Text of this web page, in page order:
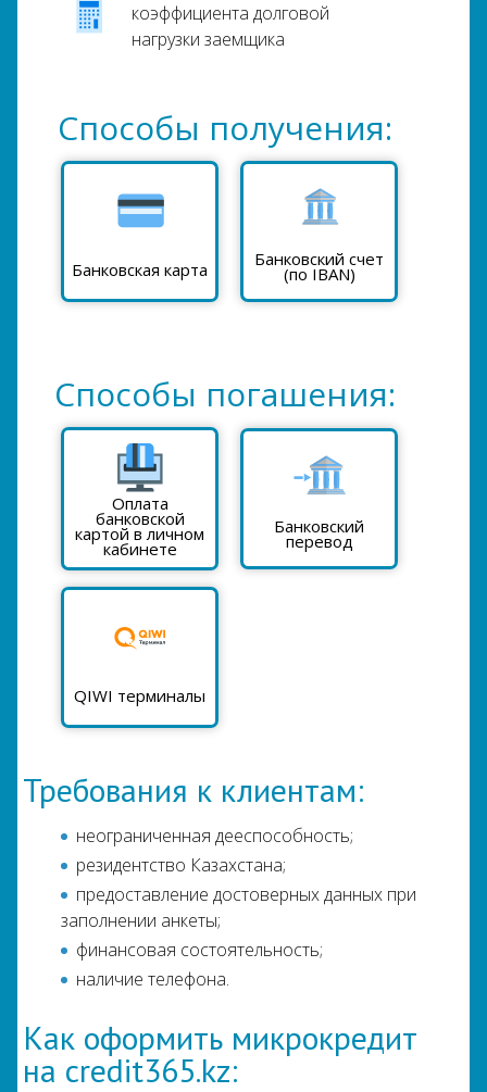
коэффициента долговой
нагрузки заемщика
Способы получения:
Банковская карта
Банковский счет
(по IBAN)
Способы погашения:
Оплата
банковской
картой в личном
кабинете
Банковский
перевод
QIWI терминалы
Требования к клиентам:
неограниченная дееспособность;
резидентство Казахстана;
предоставление достоверных данных при
заполнении анкеты;
финансовая состоятельность;
наличие телефона.
Как оформить микрокредит
на credit365.kz: